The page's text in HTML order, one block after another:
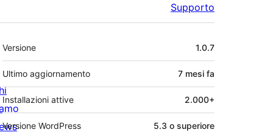
Supporto
Meta
Versione 1.0.7
Ultimo aggiornamento 7 mesi fa
Installazioni attive 2.000+
Versione WordPress 5.3 o superiore